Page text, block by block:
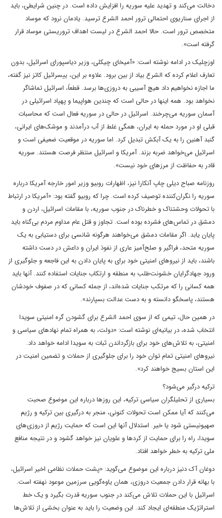
دخالت می‌کند و تهدید علیه سوریه را افزایش داده است. در چنین شرایطی، باید
از اجرای سناریوی احتمالی ترور احمد الشرع ترسید. یادمان نرود که موساد
متخصص ترور است. حالا احمد الشرع در لیست اهداف تروریستی موساد قرار
گرفته است».
اوزچلیک در ادامه نوشته است: «آمیخای چیکلی، وزیر دیاسپورای اسرائیل، بدون
تعارف اعلام کرده که الشرع بیاد از بین برود. علاوه بر این، ییسرائیل کاتز نیز گفته،
ما اجازه نخواهیم داد هیچ آسیبی به دروزی‌ها برسد. قطعاً، اسرائیل تماشاگر
نخواهد بود. همه اینها در حالی است که چندین هواپیما و پهپاد اسرائیلی در
آسمان سوریه می‌چرخند. اسرائیل در حالی در سوریه فعال است که محاسبات
قبلی او در مورد حمله به ایران، همگی غلط از آب درآمدند و موشک‌های ایرانی،
گنبد آهنین را به یک آبکش تبدیل کرد. اما سوریه در موقعیت ضعیفی است و
اسرائیل می‌خواهد ضربه بزند. آمریکا و اسرائیل منتظر فرصت هستند. سوریه
قادر به حفاظت از مرزهای خود نیست».
روزنامه صباح دیلی چاپ آنکارا نیز، اظهارات روبیو وزیر امور خارجه آمریکا درباره
سوریه را نگران‌کننده توصیف کرده است. چرا که روبیو گفته بود: «آمریکا در ارتباط
با تحولات وحشتناک و خطرناک در جنوب سوریه، با مقامات اسرائیل، اردن و
دمشق در تماس‌های فشرده‌ بوده است. تجاوز و قتل عام مداوم مردم بی‌گناه باید
پایان یابد. اگر مقامات دمشق می‌خواهند هرگونه شانسی برای دستیابی به یک
سوریه متحد، فراگیر و صلح‌آمیز عاری از نفوذ ایران و داعش در دست داشته
باشند، باید از نیروهای امنیتی خود برای به پایان دادن به این فاجعه و جلوگیری از
ورود جهادگرایان خشونت‌طلب به منطقه و ارتکاب جنایات استفاده کنند. آنها باید
همه کسانی را که مرتکب جنایات شده‌اند، از جمله کسانی که در صفوف خودشان
هستند، پاسخگو دانسته و به دست عدالت بسپارند».
در همین حال، تیمی که از سوی احمد الشرع برای گشودن گره امنیتی سویدا
انتخاب شده، در بیانیه‌ای نوشته است: «دولت، به همراه تمام نهادهای سیاسی و
امنیتی، به تلاش‌های خود برای بازگرداندن ثبات به سویدا ادامه خواهد داد.
نیروهای امنیتی تمام توان خود را برای جلوگیری از حملات و تضمین امنیت در
این استان بسیج خواهند کرد».
ترکیه درگیر می‌شود؟
بسیاری از تحلیلگران سیاسی ترکیه، این روزها درباره این موضوع صحبت
می‌کنند که آیا ممکن است تحولات کنونی، منجر به درگیری بین ترکیه و رژیم
صهیونیستی شود یا خیر. استدلال آنها این است که حمایت رژیم از دروزی‌های
سویدا، راه را برای حمایت از کردها و علویان نیز خواهد گشود و در نتیجه منافع
ملی ترکیه به خطر خواهد افتاد.
دوغان آک دنیز درباره این موضوع می‌گوید: «پشت حملات نظامی اخیر اسرائیل،
با بهانه قرار دادن جمعیت دروزی، همان یاوه‌گویی سرزمین موعود نهفته است.
اسرائیل با این حملات تلاش می‌کند در جنوب سوریه قدرت بگیرد و یک خط
استراتژیک منطقه‌ای ایجاد کند. این وضعیت را باید به عنوان بخشی از تلاش‌ها